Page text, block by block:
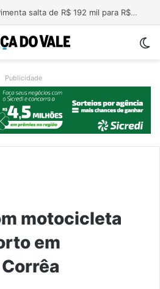
Nova lei endurece penas para crimes sexuais online contra crianças e adolescentes
Publicidade
motocicleta
em